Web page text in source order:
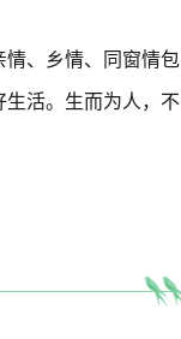
情、乡情、同窗情包
生活。生而为人，不